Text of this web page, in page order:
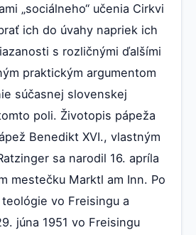
„sociálneho“ učenia Cirkvi
ich do úvahy napriek ich
s rozličnými ďalšími
praktickým argumentom
súčasnej slovenskej
poli. Životopis pápeža
Benedikt XVI., vlastným
sa narodil 16. apríla
mestečku Marktl am Inn. Po
vo Freisingu a
júna 1951 vo Freisingu